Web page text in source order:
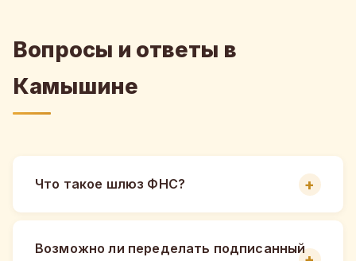
Вопросы и ответы в
Камышине
Что такое шлюз ФНС?
Возможно ли переделать подписанный